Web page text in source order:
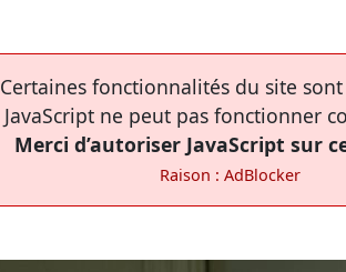
Certaines fonctionnalités du site sont
JavaScript ne peut pas fonctionner
Merci d’autoriser JavaScript sur
Raison : AdBlocker